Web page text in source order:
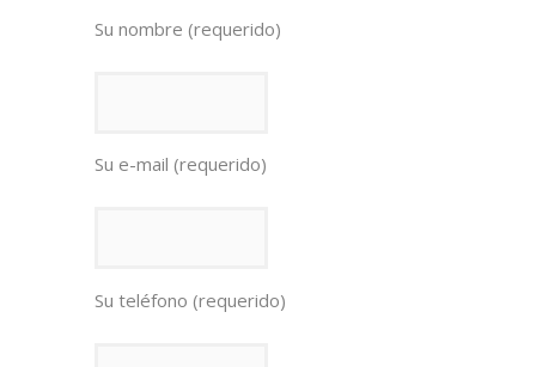
Su nombre (requerido)
Su e-mail (requerido)
Su teléfono (requerido)